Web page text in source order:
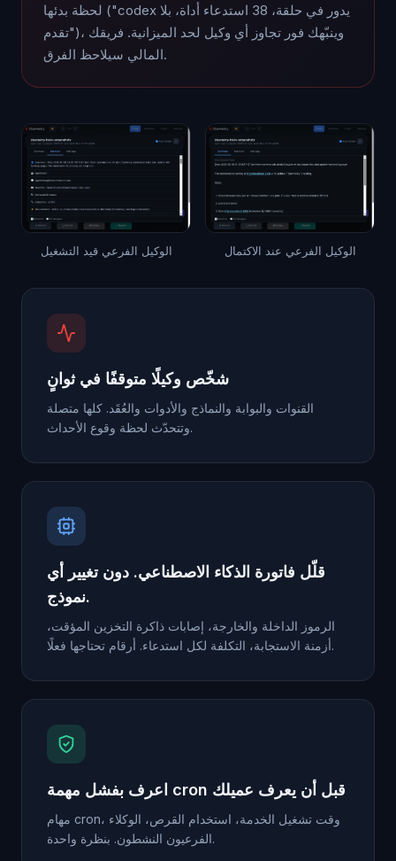
لحظة بدئها ("codex يدور في حلقة، 38 استدعاء أداة، بلا
تقدم")، وينبّهك فور تجاوز أي وكيل لحد الميزانية. فريقك
المالي سيلاحظ الفرق.
الوكيل الفرعي قيد التشغيل الوكيل الفرعي عند الاكتمال
شخّص وكيلًا متوقفًا في ثوانٍ
القنوات والبوابة والنماذج والأدوات والعُقَد. كلها متصلة
وتتحدّث لحظة وقوع الأحداث.
قلّل فاتورة الذكاء الاصطناعي. دون تغيير أي
نموذج.
الرموز الداخلة والخارجة، إصابات ذاكرة التخزين المؤقت،
أزمنة الاستجابة، التكلفة لكل استدعاء. أرقام تحتاجها فعلًا.
اعرف بفشل مهمة cron قبل أن يعرف عميلك
مهام cron، وقت تشغيل الخدمة، استخدام القرص، الوكلاء
الفرعيون النشطون. بنظرة واحدة.